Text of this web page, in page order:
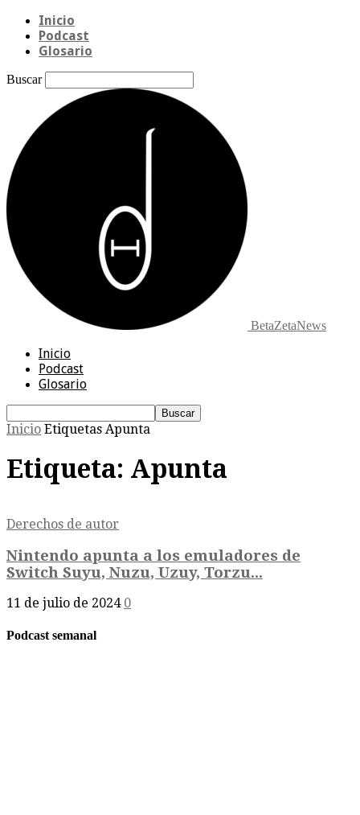
Inicio
Podcast
Glosario
Buscar
BetaZetaNews
Inicio
Podcast
Glosario
Inicio Etiquetas Apunta
Etiqueta: Apunta
Derechos de autor
Nintendo apunta a los emuladores de
Switch Suyu, Nuzu, Uzuy, Torzu...
11 de julio de 2024 0
Podcast semanal